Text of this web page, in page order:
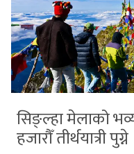
सिङ्ल्हा मेलाको
हजारौँ तीर्थयात्री पुग्ने